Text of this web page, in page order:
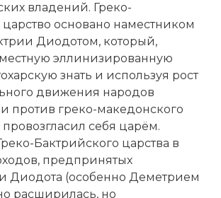
владений. Греко-
основано наместником
Диодотом, который,
эллинизированную
знать и используя рост
движения народов
против греко-македонского
провозгласил себя царём.
Бактрийского царства в
предпринятых
Диодота (особенно Деметрием
расширилась, но